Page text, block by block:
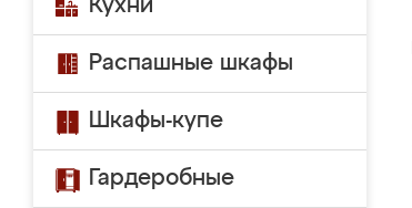
Кухни
Распашные шкафы
Шкафы-купе
Гардеробные